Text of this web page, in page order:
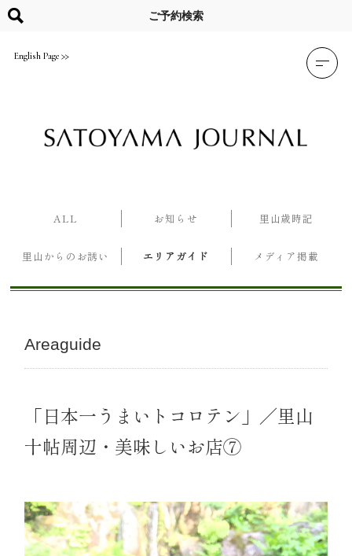
content
English Page
ご予約検索
ALL お知らせ 里山歳時記
里山からのお誘い エリアガイド メディア掲載
Areaguide
「日本一うまいトコロテン」／里山
十帖周辺・美味しいお店⑦